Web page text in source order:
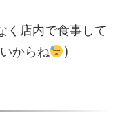
く店内で食事して
からね
)